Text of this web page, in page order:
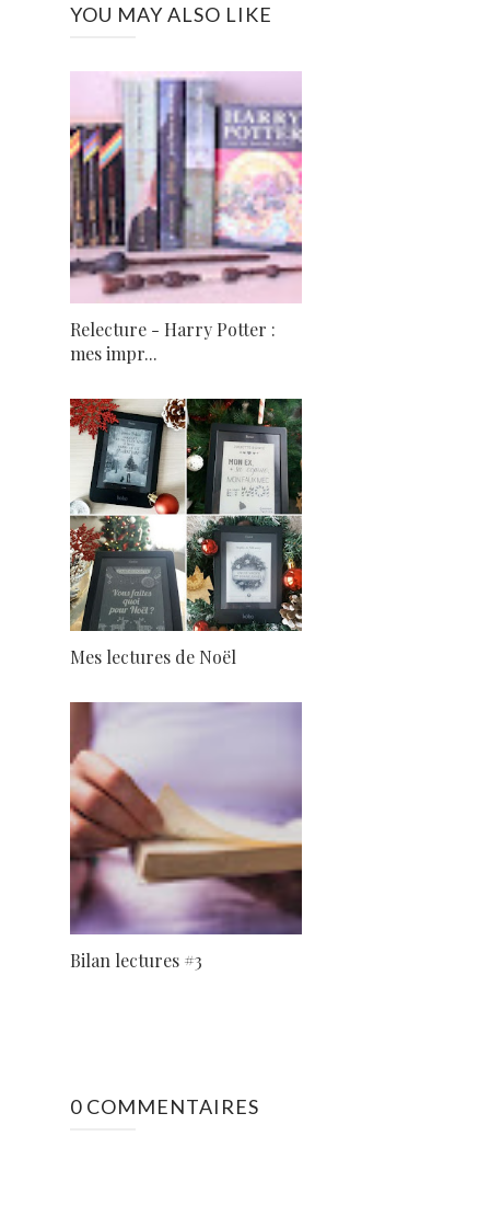
YOU MAY ALSO LIKE
Relecture - Harry Potter :
mes impr...
Mes lectures de Noël
Bilan lectures #3
0 COMMENTAIRES